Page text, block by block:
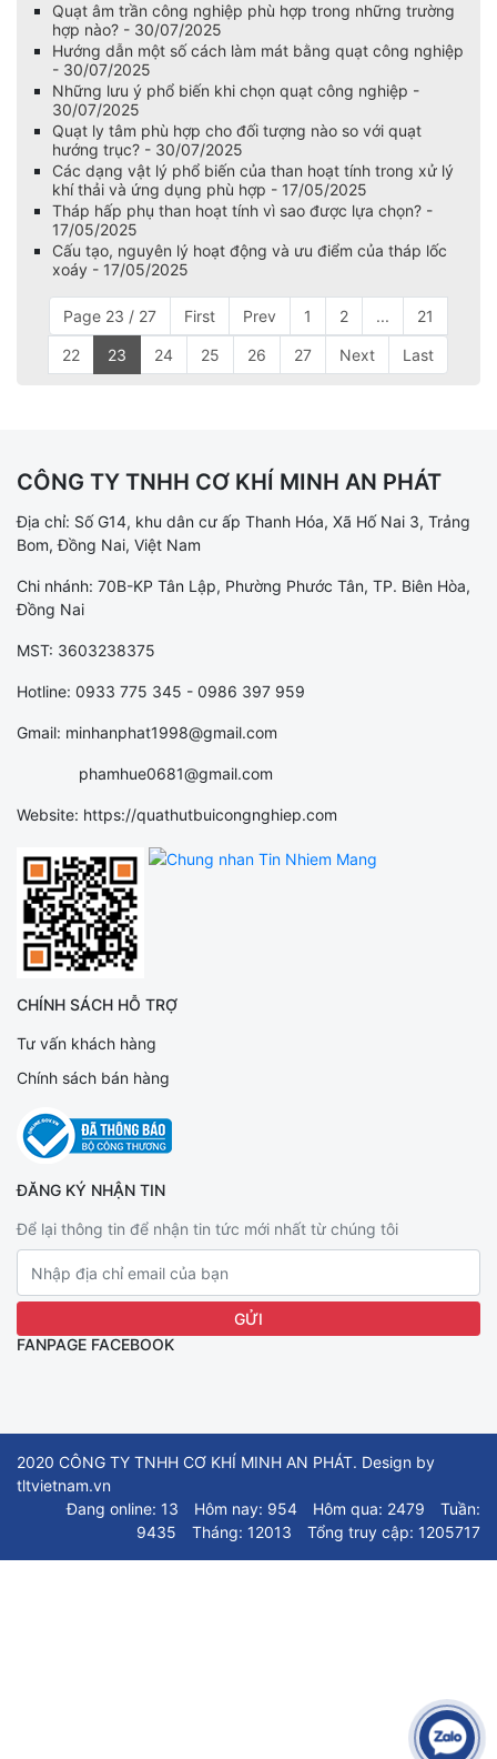
Quạt âm trần công nghiệp phù hợp trong những trường
hợp nào? - 30/07/2025
Hướng dẫn một số cách làm mát bằng quạt công nghiệp
- 30/07/2025
Những lưu ý phổ biến khi chọn quạt công nghiệp -
30/07/2025
Quạt ly tâm phù hợp cho đối tượng nào so với quạt
hướng trục? - 30/07/2025
Các dạng vật lý phổ biến của than hoạt tính trong xử lý
khí thải và ứng dụng phù hợp - 17/05/2025
Tháp hấp phụ than hoạt tính vì sao được lựa chọn? -
17/05/2025
Cấu tạo, nguyên lý hoạt động và ưu điểm của tháp lốc
xoáy - 17/05/2025
Page 23 / 27 First Prev 1 2 ... 21
22 23 24 25 26 27 Next Last
CÔNG TY TNHH CƠ KHÍ MINH AN PHÁT
Địa chỉ: Số G14, khu dân cư ấp Thanh Hóa, Xã Hố Nai 3, Trảng
Bom, Đồng Nai, Việt Nam
Chi nhánh: 70B-KP Tân Lập, Phường Phước Tân, TP. Biên Hòa,
Đồng Nai
MST: 3603238375
Hotline: 0933 775 345 - 0986 397 959
Gmail: minhanphat1998@gmail.com
phamhue0681@gmail.com
Website: https://quathutbuicongnghiep.com
CHÍNH SÁCH HỖ TRỢ
Tư vấn khách hàng
Chính sách bán hàng
ĐĂNG KÝ NHẬN TIN
Để lại thông tin để nhận tin tức mới nhất từ chúng tôi
FANPAGE FACEBOOK
2020 CÔNG TY TNHH CƠ KHÍ MINH AN PHÁT. Design by
tltvietnam.vn
Đang online: 13
Hôm nay: 954 Hôm qua: 2479
Tuần:
9435
Tháng: 12013 Tổng truy cập: 1205717